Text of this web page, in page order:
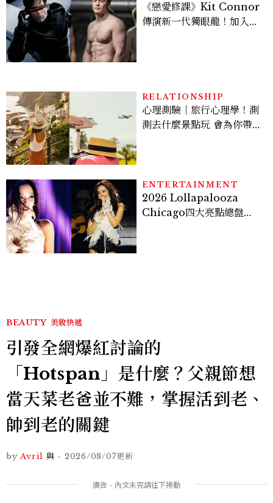
《戀愛修課》Kit Connor
傳演新一代獨眼龍！加入新
RELATIONSHIP
心理測驗｜旅行心理學！測
測去什麼景點玩 會為你帶來
ENTERTAINMENT
2026 Lollapalooza
Chicago四大亮點總盤
BEAUTY 美妝快遞
引發全網爆紅討論的
「Hotspan」是什麼？父親節想
當天菜老爸並不難，掌握活到老、
帥到老的關鍵
by Avril 與 - 2026/08/07更新